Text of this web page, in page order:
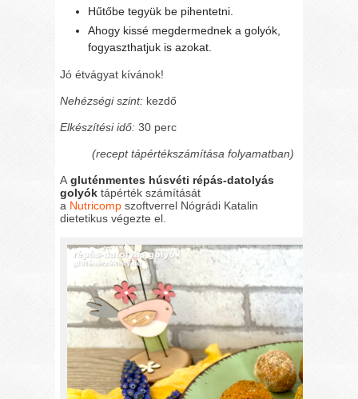
Hűtőbe tegyük be pihentetni.
Ahogy kissé megdermednek a golyók,
fogyaszthatjuk is azokat.
Jó étvágyat kívánok!
Nehézségi szint: kezdő
Elkészítési idő: 30 perc
(recept tápértékszámítása folyamatban)
A gluténmentes húsvéti répás-datolyás
golyók tápérték számítását
a Nutricomp szoftverrel Nógrádi Katalin
dietetikus végezte el.